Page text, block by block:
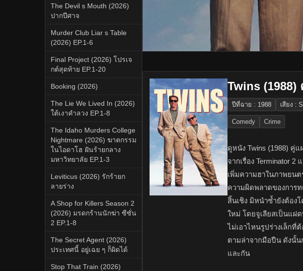
The Devil s Mouth (2026)
ปากปีศาจ
Murder Club Liar s Table
(2026) EP.1-6
Final Project (2026) โปรเจ
กต์สุดท้าย EP.1-20
Booking (2026)
The Lie We Lived In (2026)
ใต้เงาคำลวง EP.1-8
The Idaho Murders College
Nightmare (2026) ฆาตกรรม
ในไอดาโฮ ฝันร้ายกลาง
มหาวิทยาลัย EP.1-3
Leviticus (2026) รักร้ายก
ลายร่าง
A Shop for Killers Season 2
(2026) มรดกร้านนักฆ่า ซีซั่น
2 EP.1-8
The Secret Agent (2026)
ประเทศนี้ อยู่เฉย ๆ ก็ผิดได้
Stop That Train (2026)
Twins (1988)
ปีที่ฉาย : 1988 เสียง :
Comedy Crime
ดูหนัง Twins (1988) คู่แ
จากเรื่อง Terminator 2
เพิ่มความฮาในภาพยนต
ความผิดพลาดของการ
สิ้นเชิง มิหนำซ้ำยังต้อง
ใหม่ โดยจูเลียสเป็นแฝ
ไม่เอาไหนรูปร่างเล็กที่
ตามล่าจากมือปืน ดังนั้
และกัน